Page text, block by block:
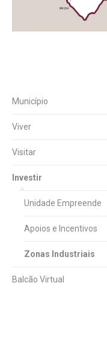
Município
Viver
Visitar
Investir
Unidade Empreende
Apoios e Incentivos
Zonas Industriais
Balcão Virtual